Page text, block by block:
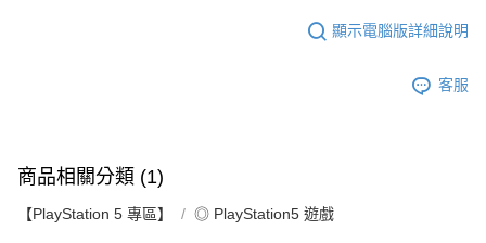
顯示電腦版詳細說明
客服
商品相關分類 (1)
【PlayStation 5 專區】 ◎ PlayStation5 遊戲